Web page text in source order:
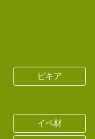
ピキア
イペ材